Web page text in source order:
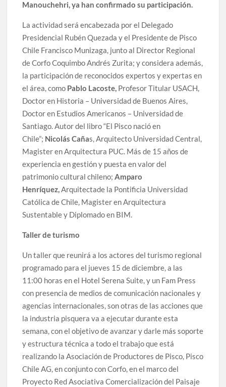
Manouchehri, ya han confirmado su participación.
La actividad será encabezada por el Delegado
Presidencial Rubén Quezada y el Presidente de Pisco
Chile Francisco Munizaga, junto al Director Regional
de Corfo Coquimbo Andrés Zurita; y considera además,
la participación de reconocidos expertos y expertas en
el área, como Pablo Lacoste, Profesor Titular USACH,
Doctor en Historia – Universidad de Buenos Aires,
Doctor en Estudios Americanos – Universidad de
Santiago. Autor del libro “El Pisco nació en
Chile”; Nicolás Cañas, Arquitecto Universidad Central,
Magister en Arquitectura PUC. Más de 15 años de
experiencia en gestión y puesta en valor del
patrimonio cultural chileno;Amparo
Henríquez,Arquitectade la Pontificia Universidad
Católica de Chile, Magister en Arquitectura
Sustentable y Diplomado en BIM.
Taller de turismo
Un taller que reunirá a los actores del turismo regional
programado para el jueves 15 de diciembre, a las
11:00 horas en el Hotel Serena Suite, y un Fam Press
con presencia de medios de comunicación nacionales y
agencias internacionales, son otras de las acciones que
la industria pisquera va a ejecutar durante esta
semana, con el objetivo de avanzar y darle más soporte
y estructura técnica a todo el trabajo que está
realizando la Asociación de Productores de Pisco, Pisco
Chile AG, en conjunto con Corfo, en el marco del
Proyecto Red Asociativa Comercialización del Paisaje